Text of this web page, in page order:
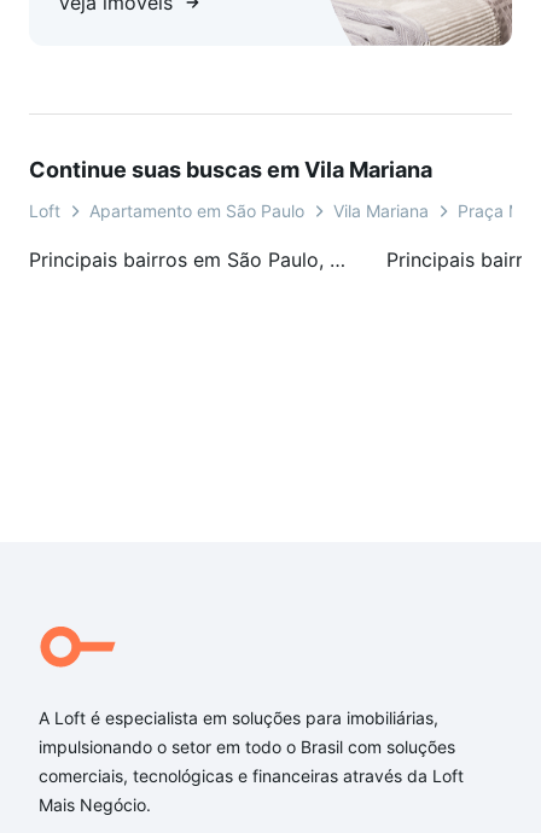
Piscina Coberta com raia, Piscina Descoberta, Piscina
Continue suas buscas em Vila Mariana
Loft Apartamento em São Paulo Vila Mariana Praça
Principais bairros em São Paulo, SP
A Loft é especialista em soluções para imobiliárias,
impulsionando o setor em todo o Brasil com soluções
comerciais, tecnológicas e financeiras através da Loft
Mais Negócio.